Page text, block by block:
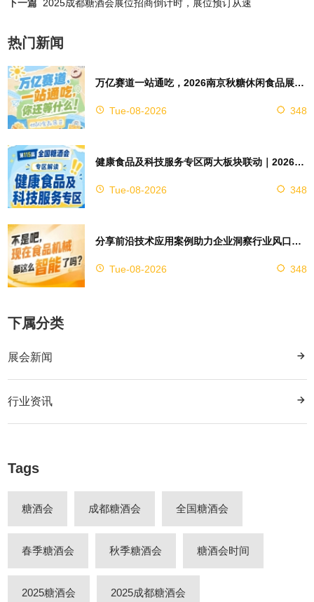
下一篇 2025成都糖酒会展位招商倒计时，展位预订从速
热门新闻
万亿赛道一站通吃，2026南京秋糖休闲食品展区4万㎡超大展馆等你来占位
Tue-08-2026 348
健康食品及科技服务专区两大板块联动｜2026南京秋糖实现双向赋能助力企业对接技术资源
Tue-08-2026 348
分享前沿技术应用案例助力企业洞察行业风口，2026南京秋糖9号馆赋能创新
Tue-08-2026 348
下属分类
展会新闻
行业资讯
Tags
糖酒会 成都糖酒会 全国糖酒会
春季糖酒会 秋季糖酒会 糖酒会时间
2025糖酒会 2025成都糖酒会